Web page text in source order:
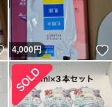
いいね！
4,000円